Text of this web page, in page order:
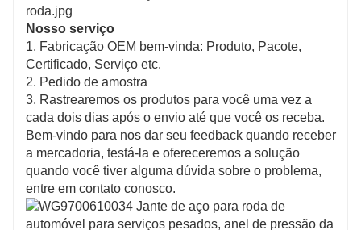
Nosso serviço
1. Fabricação OEM bem-vinda: Produto, Pacote,
Certificado, Serviço etc.
2. Pedido de amostra
3. Rastrearemos os produtos para você uma vez a
cada dois dias após o envio até que você os receba.
Bem-vindo para nos dar seu feedback quando receber
a mercadoria, testá-la e ofereceremos a solução
quando você tiver alguma dúvida sobre o problema,
entre em contato conosco.